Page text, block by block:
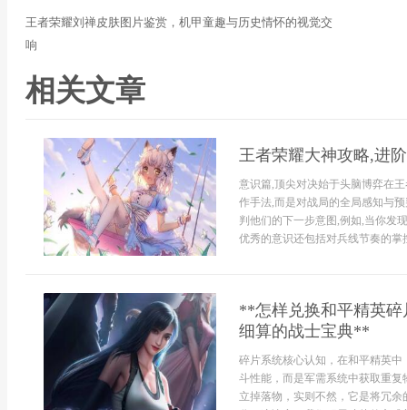
王者荣耀刘禅皮肤图片鉴赏，机甲童趣与历史情怀的视觉交
响
相关文章
王者荣耀大神攻略,进
意识篇,顶尖对决始于头脑博弈在
作手法,而是对战局的全局感知与
判他们的下一步意图,例如,当你发
优秀的意识还包括对兵线节奏的掌
**怎样兑换和平精英
细算的战士宝典**
碎片系统核心认知，在和平精英
斗性能，而是军需系统中获取重
立掉落物，实则不然，它是将冗